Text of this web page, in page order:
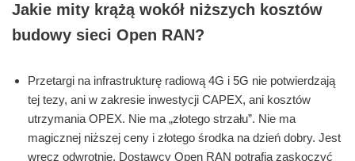
Jakie mity krążą wokół niższych kosztów
budowy sieci Open RAN?
Przetargi na infrastrukturę radiową 4G i 5G nie potwierdzają
tej tezy, ani w zakresie inwestycji CAPEX, ani kosztów
utrzymania OPEX. Nie ma „złotego strzału”. Nie ma
magicznej niższej ceny i złotego środka na dzień dobry. Jest
wręcz odwrotnie. Dostawcy Open RAN potrafią zaskoczyć